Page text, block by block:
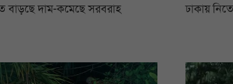
বাড়ছে দাম-কমেছে সরবরাহ
ঢাকায়